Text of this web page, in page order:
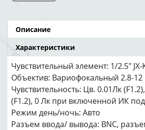
Описание
Характеристики
Чувствительный элемент: 1/2.5"
Объектив: Вариофокальный 2.8-
Чувствительность: Цв. 0.01Лк
(F1.2), 0 Лк при включенной ИК
Режим день/ночь: Авто
Разъем ввода/ вывода: BNC,